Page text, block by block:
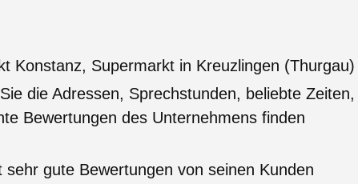
Konstanz, Supermarkt in Kreuzlingen (Thurgau)
die Adressen, Sprechstunden, beliebte Zeiten,
Bewertungen des Unternehmens finden
gute Bewertungen von seinen Kunden